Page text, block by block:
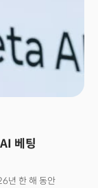
실하게 '부채 경영'의
베팅
년 한 해 동안